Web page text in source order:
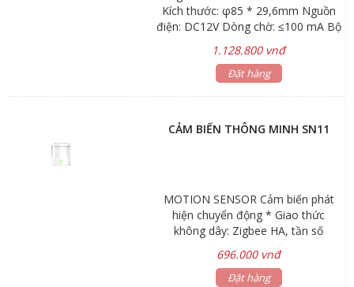
Kích thước: φ85 * 29,6mm Nguồn
điện: DC12V Dòng chờ: ≤100 mA Bộ
điều hợp: Tiêu chuẩn CN
1.128.800 vnđ
Đặt hàng
CẢM BIẾN THÔNG MINH SN11
MOTION SENSOR Cảm biến phát
hiện chuyển động * Giao thức
không dây: Zigbee HA, tần số
2.4GHz * Nguồn cấp: 2xPin AA *
Khoảng cách không dây: 80m
(không vật cản) * Kích thước:
696.000 vnđ
Đặt hàng